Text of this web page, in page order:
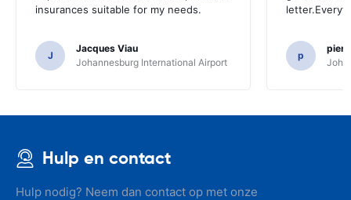
insurances suitable for my needs.
J
Jacques Viau
Johannesburg International Airport
p
Hulp en contact
Hulp nodig? Neem dan contact op met onze